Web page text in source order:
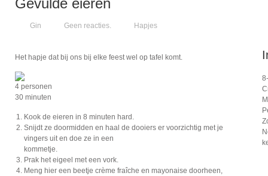
Gevulde eieren
Gin Geen reacties. Hapjes
Het hapje dat bij ons bij elke feest wel op tafel komt.
4 personen
30 minuten
Kook de eieren in 8 minuten hard.
Snijdt ze doormidden en haal de dooiers er voorzichtig met je
vingers uit en doe ze in een
kommetje.
Prak het eigeel met een vork.
Meng hier een beetje crème fraîche en mayonaise doorheen,